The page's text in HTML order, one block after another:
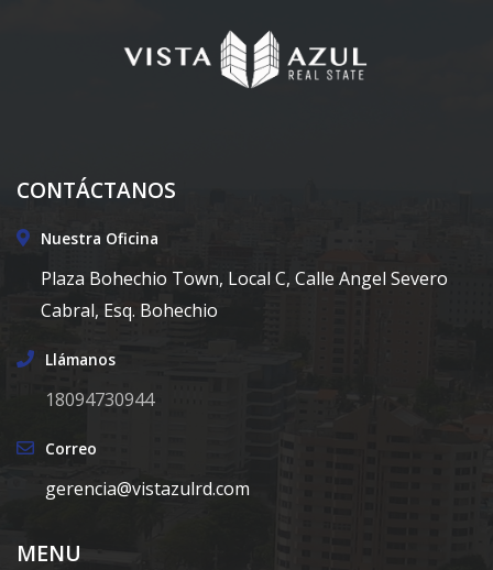
CONTÁCTANOS
Nuestra Oficina
Plaza Bohechio Town, Local C, Calle Angel Severo
Cabral, Esq. Bohechio
Llámanos
18094730944
Correo
gerencia@vistazulrd.com
MENU